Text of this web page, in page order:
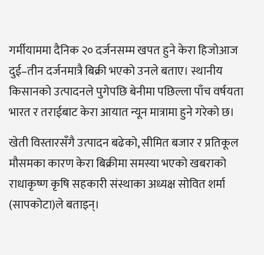
गर्मीयाममा दैनिक २० दर्जनसम्म खपत हुने केरा हिजोआज
दुई–तीन दर्जनमात्रै बिक्री भएको उनले बताए। स्थानीय
किसानको उत्पादनले पुगेपछि बेनीमा पछिल्ला पाँच वर्षयता
भारत र तराईबाट केरा आयात न्यून मात्रामा हुने गरेको छ।
खेती विस्तारसँगै उत्पादन बढेको, सीमित बजार र प्रतिकूल
मौसमका कारण केरा बिक्रीमा समस्या भएको खबराको
राधाकृष्ण कृषि सहकारी संस्थाका अध्यक्ष सोवित शर्मा
(सापकोटा)ले बताइन्।